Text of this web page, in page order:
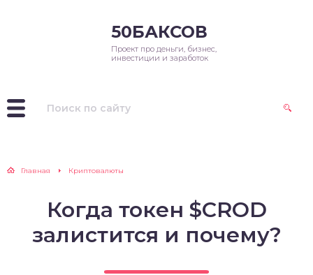
50БАКСОВ
Проект про деньги, бизнес,
инвестиции и заработок
Главная Криптовалюты
Когда токен $CROD
залистится и почему?